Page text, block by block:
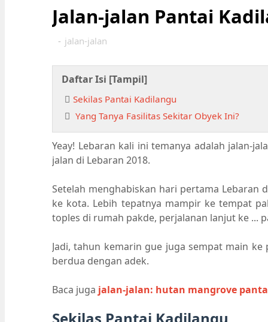
Jalan-jalan Pantai
- jalan-jalan
Daftar Isi [Tampil]
Sekilas Pantai Kadilangu
Yang Tanya Fasilitas Sekitar Obyek Ini?
Yeay! Lebaran kali ini temanya adalah jalan-
jalan di Lebaran 2018.
Setelah menghabiskan hari pertama Lebaran
ke kota. Lebih tepatnya mampir ke tempat
toples di rumah pakde, perjalanan lanjut ke ...
Jadi, tahun kemarin gue juga sempat main
berdua dengan adek.
Baca juga jalan-jalan: hutan mangrove